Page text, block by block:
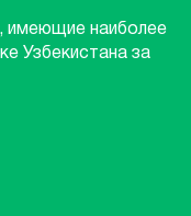
имеющие наиболее
Узбекистана за